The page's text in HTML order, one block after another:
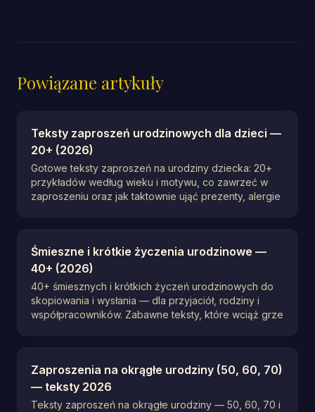
Powiązane artykuły
Teksty zaproszeń urodzinowych dla dzieci —
20+ (2026)
Gotowe teksty zaproszeń na urodziny dziecka: 20+
przykładów według wieku i motywu, co zawrzeć w
zaproszeniu oraz jak taktownie ująć prezenty, alergie
Śmieszne i krótkie życzenia urodzinowe —
40+ (2026)
40+ śmiesznych i krótkich życzeń urodzinowych do
skopiowania i wysłania — dla przyjaciół, rodziny i
współpracowników. Zabawne teksty, które wciąż grze
Zaproszenia na okrągłe urodziny (50, 60, 70)
— teksty 2026
Teksty zaproszeń na okrągłe urodziny — 50, 60, 70 i